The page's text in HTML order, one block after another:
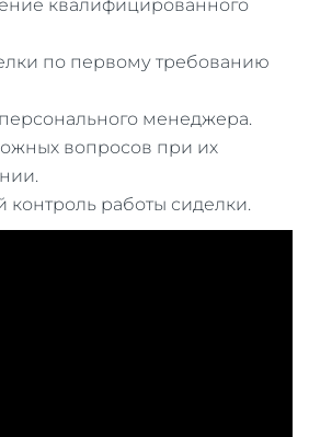
квалифицированного
по первому требованию
менеджера.
вопросов при их
работы сиделки.